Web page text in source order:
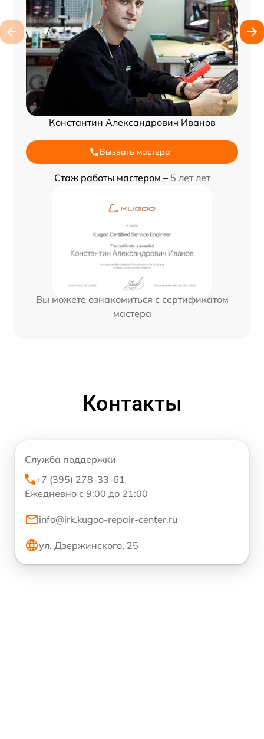
Константин Александрович Иванов
Вызвать мастера
Стаж работы мастером – 5 лет лет
Вы можете ознакомиться с сертификатом
мастера
Контакты
Служба поддержки
+7 (395) 278-33-61
Ежедневно с 9:00 до 21:00
info@irk.kugoo-repair-center.ru
ул. Дзержинского, 25